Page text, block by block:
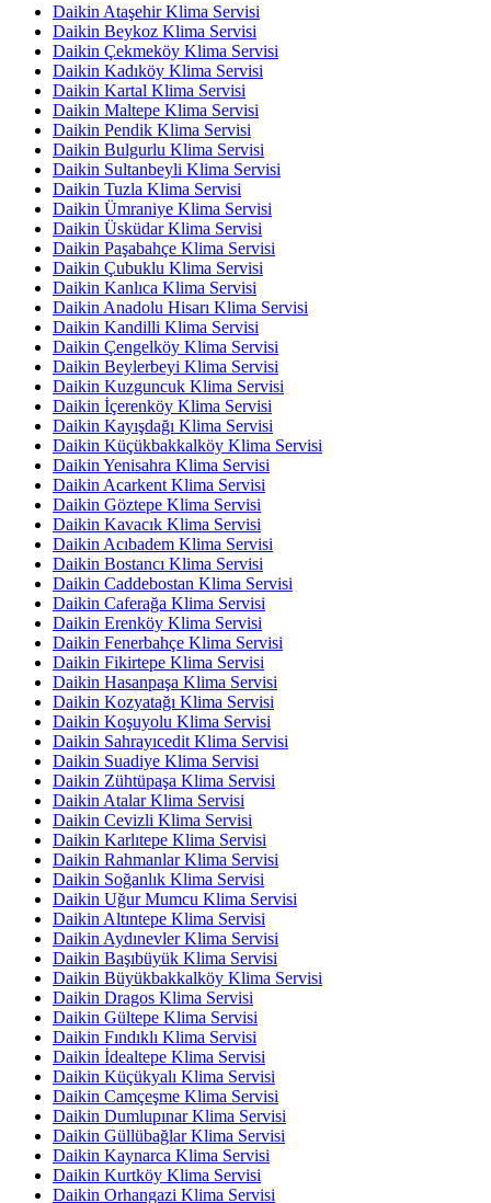
Daikin Ataşehir Klima Servisi
Daikin Beykoz Klima Servisi
Daikin Çekmeköy Klima Servisi
Daikin Kadıköy Klima Servisi
Daikin Kartal Klima Servisi
Daikin Maltepe Klima Servisi
Daikin Pendik Klima Servisi
Daikin Bulgurlu Klima Servisi
Daikin Sultanbeyli Klima Servisi
Daikin Tuzla Klima Servisi
Daikin Ümraniye Klima Servisi
Daikin Üsküdar Klima Servisi
Daikin Paşabahçe Klima Servisi
Daikin Çubuklu Klima Servisi
Daikin Kanlıca Klima Servisi
Daikin Anadolu Hisarı Klima Servisi
Daikin Kandilli Klima Servisi
Daikin Çengelköy Klima Servisi
Daikin Beylerbeyi Klima Servisi
Daikin Kuzguncuk Klima Servisi
Daikin İçerenköy Klima Servisi
Daikin Kayışdağı Klima Servisi
Daikin Küçükbakkalköy Klima Servisi
Daikin Yenisahra Klima Servisi
Daikin Acarkent Klima Servisi
Daikin Göztepe Klima Servisi
Daikin Kavacık Klima Servisi
Daikin Acıbadem Klima Servisi
Daikin Bostancı Klima Servisi
Daikin Caddebostan Klima Servisi
Daikin Caferağa Klima Servisi
Daikin Erenköy Klima Servisi
Daikin Fenerbahçe Klima Servisi
Daikin Fikirtepe Klima Servisi
Daikin Hasanpaşa Klima Servisi
Daikin Kozyatağı Klima Servisi
Daikin Koşuyolu Klima Servisi
Daikin Sahrayıcedit Klima Servisi
Daikin Suadiye Klima Servisi
Daikin Zühtüpaşa Klima Servisi
Daikin Atalar Klima Servisi
Daikin Cevizli Klima Servisi
Daikin Karlıtepe Klima Servisi
Daikin Rahmanlar Klima Servisi
Daikin Soğanlık Klima Servisi
Daikin Uğur Mumcu Klima Servisi
Daikin Altıntepe Klima Servisi
Daikin Aydınevler Klima Servisi
Daikin Başıbüyük Klima Servisi
Daikin Büyükbakkalköy Klima Servisi
Daikin Dragos Klima Servisi
Daikin Gültepe Klima Servisi
Daikin Fındıklı Klima Servisi
Daikin İdealtepe Klima Servisi
Daikin Küçükyalı Klima Servisi
Daikin Camçeşme Klima Servisi
Daikin Dumlupınar Klima Servisi
Daikin Güllübağlar Klima Servisi
Daikin Kaynarca Klima Servisi
Daikin Kurtköy Klima Servisi
Daikin Orhangazi Klima Servisi